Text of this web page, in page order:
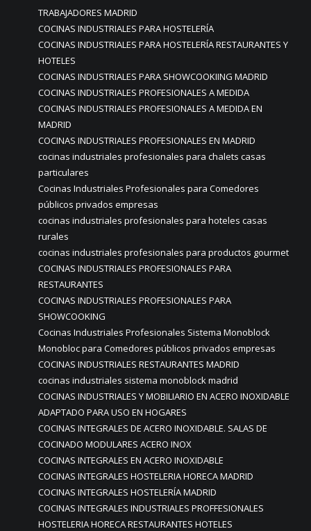
TRABAJADORES MADRID
COCINAS INDUSTRIALES PARA HOSTELERÍA
COCINAS INDUSTRIALES PARA HOSTELERÍA RESTAURANTES Y
HOTELES
COCINAS INDUSTRIALES PARA SHOWCOOKIING MADRID
COCINAS INDUSTRIALES PROFESIONALES A MEDIDA
COCINAS INDUSTRIALES PROFESIONALES A MEDIDA EN
MADRID
COCINAS INDUSTRIALES PROFESIONALES EN MADRID
cocinas industriales profesionales para chalets casas
particulares
Cocinas Industriales Profesionales para Comedores
públicos privados empresas
cocinas industriales profesionales para hoteles casas
rurales
cocinas industriales profesionales para productos gourmet
COCINAS INDUSTRIALES PROFESIONALES PARA
RESTAURANTES
COCINAS INDUSTRIALES PROFESIONALES PARA
SHOWCOOKING
Cocinas Industriales Profesionales Sistema Monoblock
Monobloc para Comedores públicos privados empresas
COCINAS INDUSTRIALES RESTAURANTES MADRID
cocinas industriales sistema monoblock madrid
COCINAS INDUSTRIALES Y MOBILIARIO EN ACERO INOXIDABLE
ADAPTADO PARA USO EN HOGARES
COCINAS INTEGRALES DE ACERO INOXIDABLE. SALAS DE
COCINADO MODULARES ACERO INOX
COCINAS INTEGRALES EN ACERO INOXIDABLE
COCINAS INTEGRALES HOSTELERIA HORECA MADRID
COCINAS INTEGRALES HOSTELERÍA MADRID
COCINAS INTEGRALES INDUSTRIALES PROFFESIONALES
HOSTELERIA HORECA RESTAURANTES HOTELES